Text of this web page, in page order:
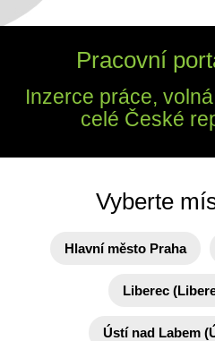
Pracovní
Inzerce práce,
celé České
Vyberte
Hlavní město Praha
Liberec
Ústí nad Labem